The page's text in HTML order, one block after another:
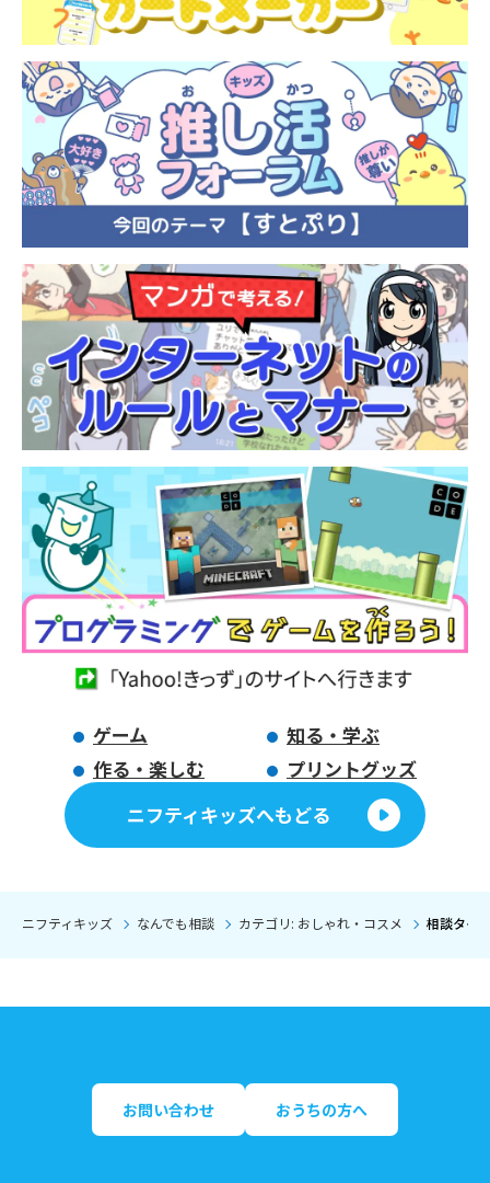
ゲーム
知る・学ぶ
作る・楽しむ
プリントグッズ
ニフティキッズへもどる
ニフティキッズ なんでも相談 カテゴリ: おしゃれ・コスメ 相談タイ
お問い合わせ おうちの方へ